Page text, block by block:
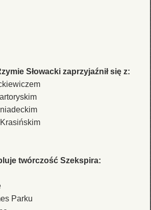
Słowacki zaprzyjaźnił się z:
twórczość Szekspira:
Parku